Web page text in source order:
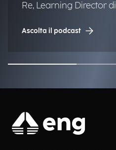
Re, Learning Director di
Ascolta il podcast